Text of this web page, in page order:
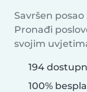
Savršen
Pronađi
svojim
194
100%